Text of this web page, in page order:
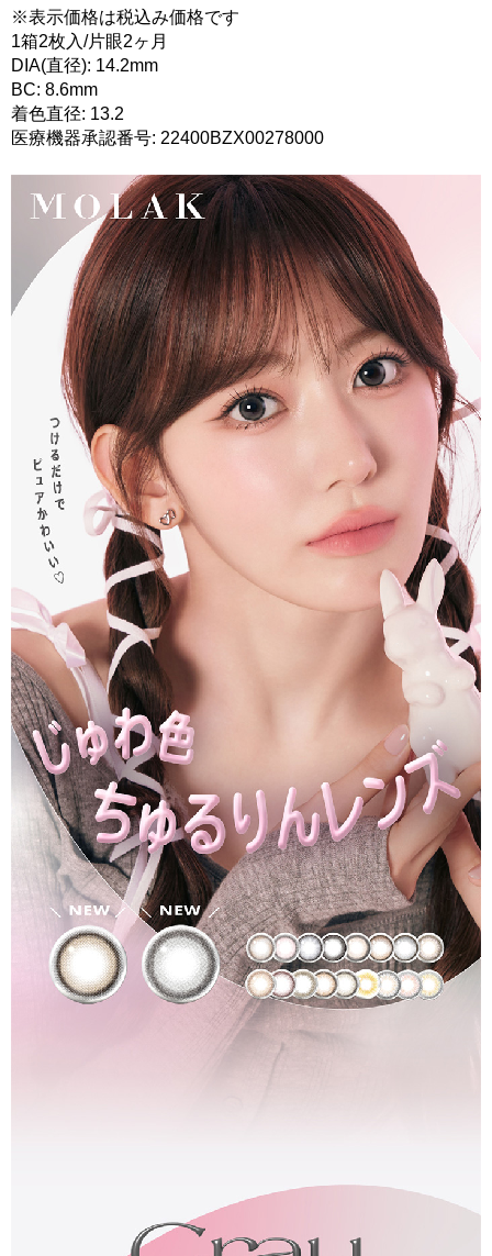
※表示価格は税込み価格です
1箱2枚入/片眼2ヶ月
DIA(直径): 14.2mm
BC: 8.6mm
着色直径: 13.2
医療機器承認番号: 22400BZX00278000